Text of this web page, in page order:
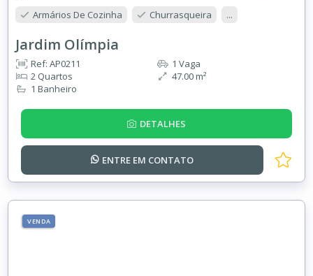
Armários De Cozinha Churrasqueira ...
Jardim Olímpia
Ref: AP0211
2 Quartos
1 Banheiro
1 Vaga
47.00 m²
DETALHES
ENTRE EM CONTATO
VENDA